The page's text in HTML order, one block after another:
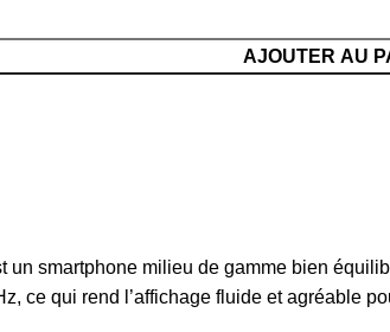
AJOUTER AU
un smartphone milieu de gamme bien
ce qui rend l’affichage fluide et agréable